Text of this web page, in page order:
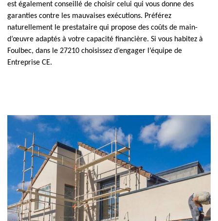
est également conseillé de choisir celui qui vous donne des
garanties contre les mauvaises exécutions. Préférez
naturellement le prestataire qui propose des coûts de main-
d’œuvre adaptés à votre capacité financière. Si vous habitez à
Foulbec, dans le 27210 choisissez d’engager l’équipe de
Entreprise CE.